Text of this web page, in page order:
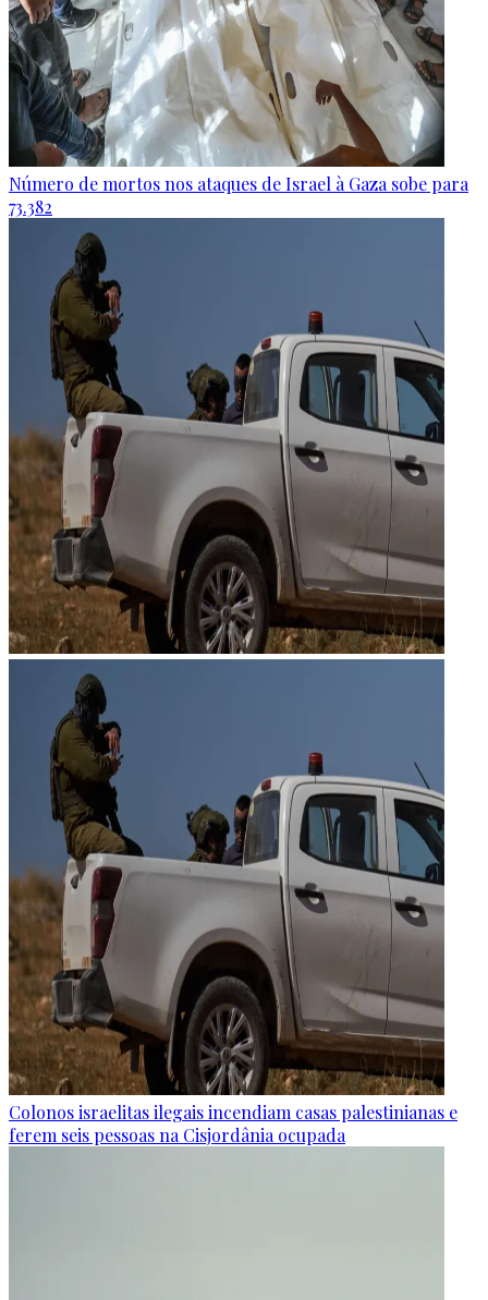
Número de mortos nos ataques de Israel à Gaza sobe para
73.382
Colonos israelitas ilegais incendiam casas palestinianas e
ferem seis pessoas na Cisjordânia ocupada